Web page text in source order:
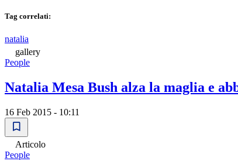
Tag correlati:
natalia
gallery
People
Natalia Mesa Bush alza la maglia e
16 Feb 2015 - 10:11
Articolo
People